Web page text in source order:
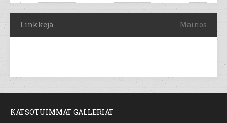
Linkkejä Mainos
KATSOTUIMMAT GALLERIAT